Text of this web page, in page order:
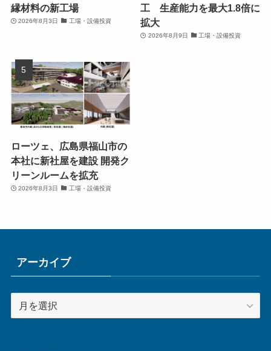
縁材料の新工場
2026年8月3日 工場・設備投資
工 生産能力を最大1.8倍に
拡大
2026年8月9日 工場・設備投資
ローツェ、広島県福山市の
本社に新社屋を建設 開発ク
リーンルームを拡充
2026年8月3日 工場・設備投資
アーカイブ
ー